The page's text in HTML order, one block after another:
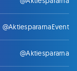
@AktiespararnaEvent
@Aktiespararna